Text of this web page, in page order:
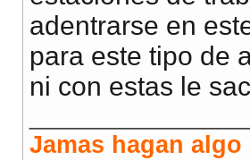
adentrarse en
para este tipo de
ni con estas le
Jamas hagan algo